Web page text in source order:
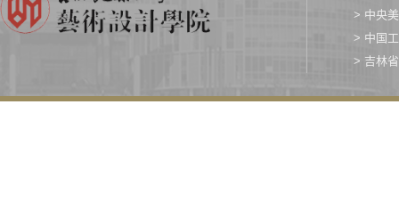
> 中央
> 中国
> 吉林